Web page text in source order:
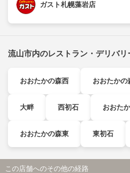
ガスト札幌藻岩店
流山市内のレストラン・デリバ
おおたかの森西 おおたかの
大畔 西初石 おおた
おおたかの森東 東初石
この店舗へのその他の経路